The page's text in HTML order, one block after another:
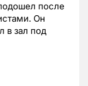
после
Он
в зал под